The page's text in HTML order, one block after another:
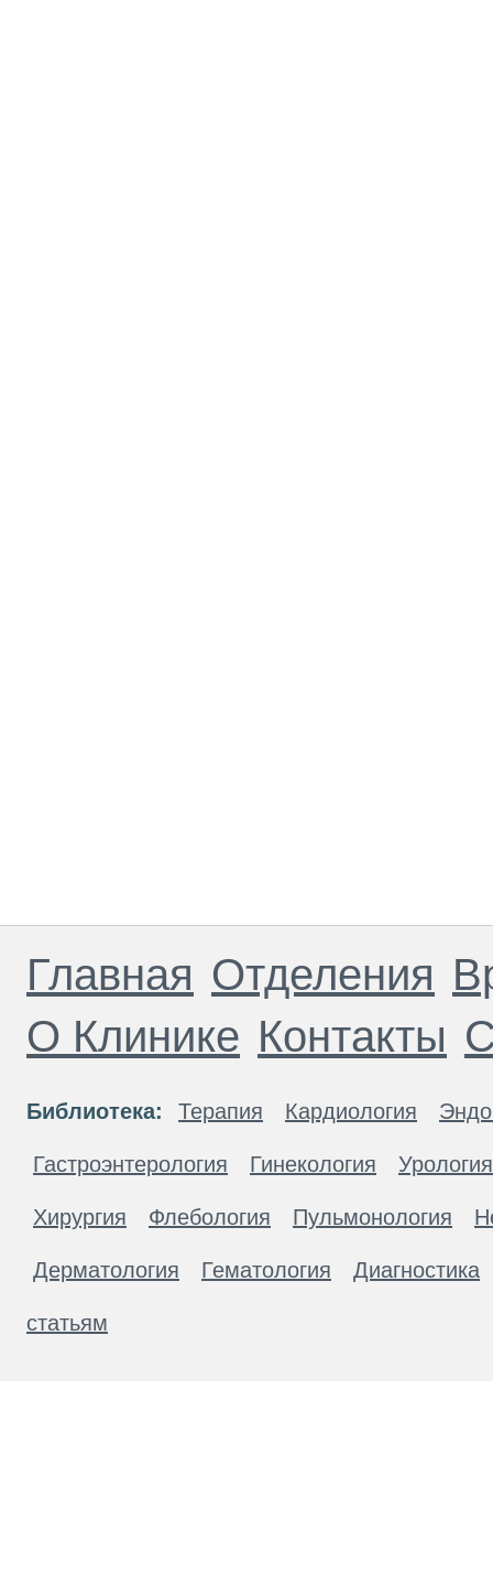
Главная Отделения
О Клинике Контакты
Библиотека: Терапия Кардиология
Гастроэнтерология Гинекология Урология
Хирургия Флебология Пульмонология
Дерматология Гематология Диагностика
статьям